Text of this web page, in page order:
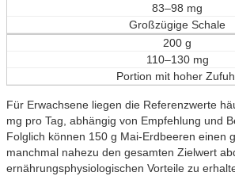
83–98 mg
Großzügige Schale
200 g
110–130 mg
Portion mit hoher
Für Erwachsene liegen die Referenzwerte
mg pro Tag, abhängig von Empfehlung und
Folglich können 150 g Mai-Erdbeeren einen
manchmal nahezu den gesamten Zielwert
ernährungsphysiologischen Vorteile zu